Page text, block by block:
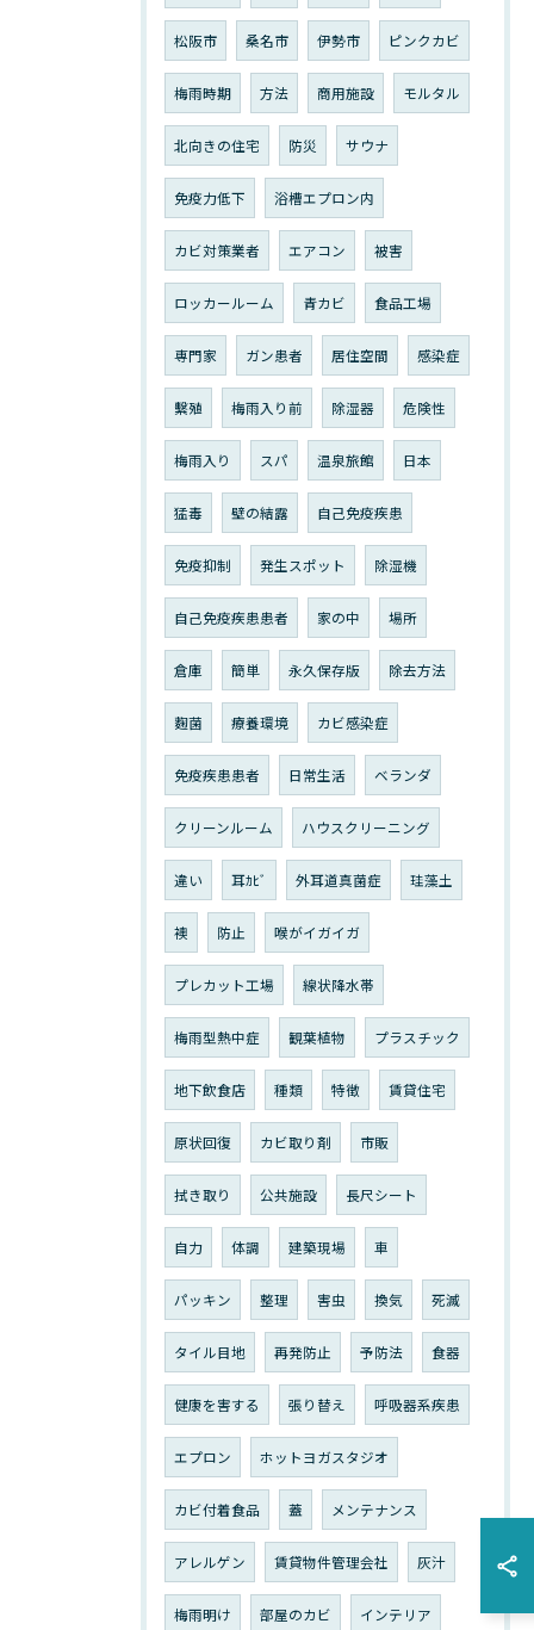
松阪市 桑名市 伊勢市 ピンクカビ
梅雨時期 方法 商用施設 モルタル
北向きの住宅 防災 サウナ
免疫力低下 浴槽エプロン内
カビ対策業者 エアコン 被害
ロッカールーム 青カビ 食品工場
専門家 ガン患者 居住空間 感染症
繫殖 梅雨入り前 除湿器 危険性
梅雨入り スパ 温泉旅館 日本
猛毒 壁の結露 自己免疫疾患
免疫抑制 発生スポット 除湿機
自己免疫疾患患者 家の中 場所
倉庫 簡単 永久保存版 除去方法
麴菌 療養環境 カビ感染症
免疫疾患患者 日常生活 ベランダ
クリーンルーム ハウスクリーニング
違い 耳ｶﾋﾞ 外耳道真菌症 珪藻土
襖 防止 喉がイガイガ
プレカット工場 線状降水帯
梅雨型熱中症 観葉植物 プラスチック
地下飲食店 種類 特徴 賃貸住宅
原状回復 カビ取り剤 市販
拭き取り 公共施設 長尺シート
自力 体調 建築現場 車
パッキン 整理 害虫 換気 死滅
タイル目地 再発防止 予防法 食器
健康を害する 張り替え 呼吸器系疾患
エプロン ホットヨガスタジオ
カビ付着食品 蓋 メンテナンス
アレルゲン 賃貸物件管理会社 灰汁
梅雨明け 部屋のカビ インテリア